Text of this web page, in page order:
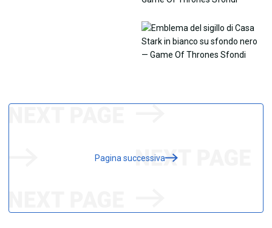
Pagina successiva